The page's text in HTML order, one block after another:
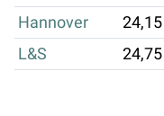
Hannover
24,15
L&S
24,75